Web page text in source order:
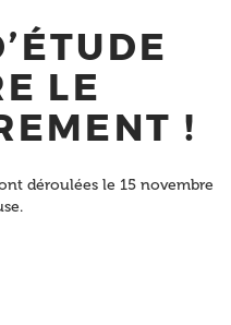
LE
!
déroulées le 15 novembre